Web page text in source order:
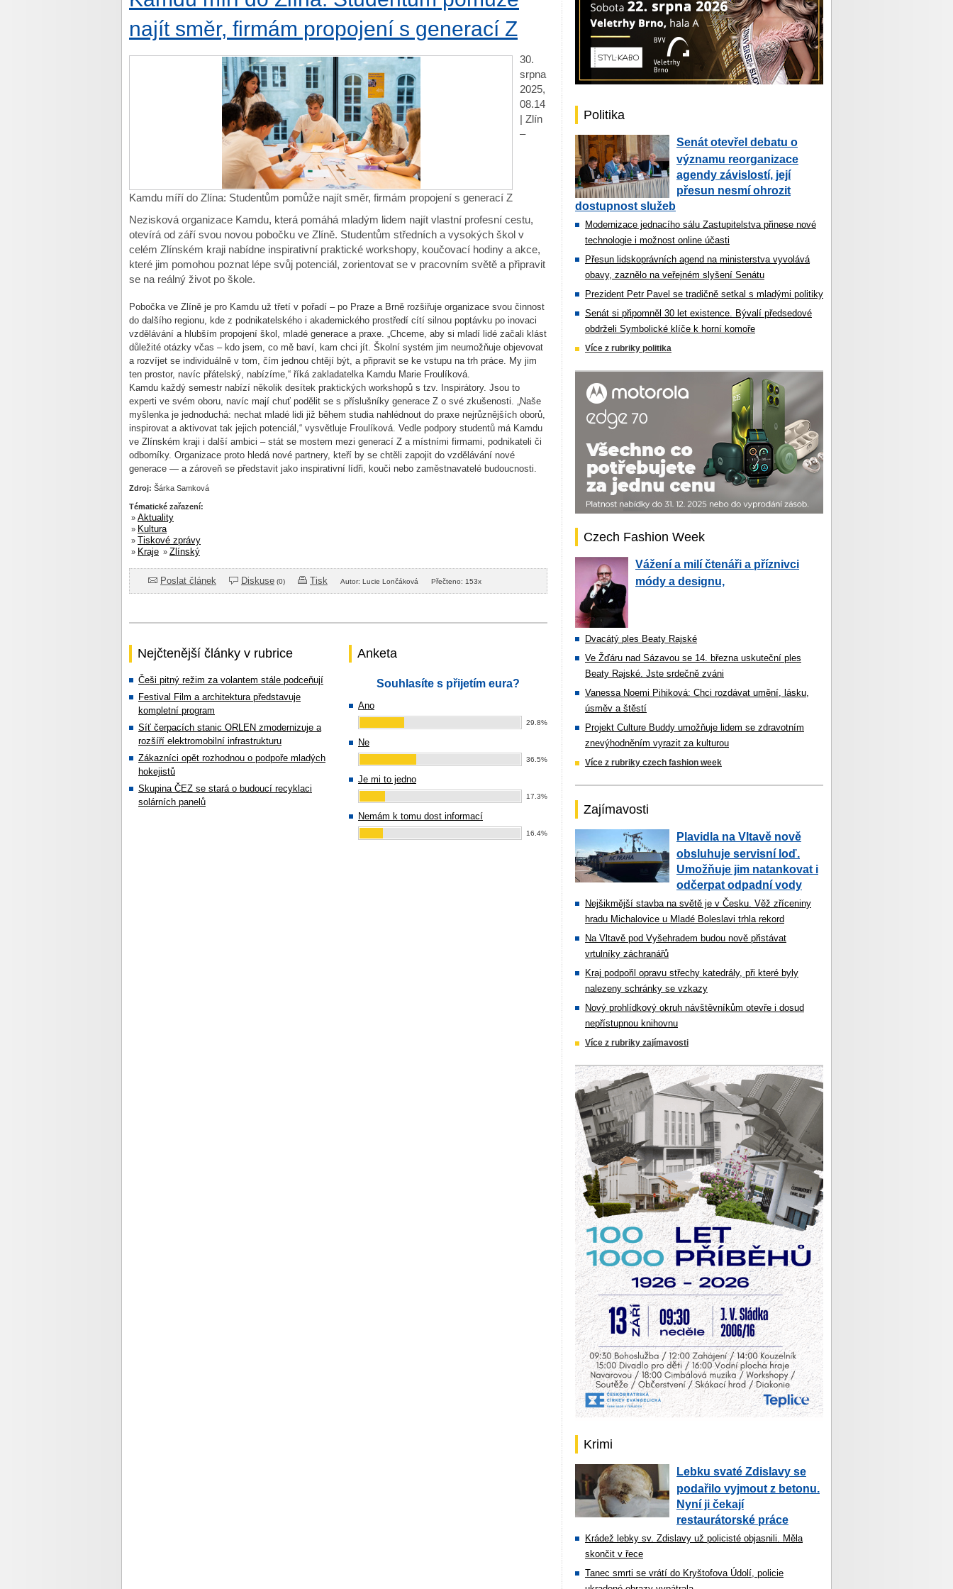
najít směr, firmám propojení s generací Z
Kamdu míří do Zlína: Studentům pomůže najít směr, firmám propojení s generací Z
30.
srpna
2025,
08.14
| Zlín
–
Nezisková organizace Kamdu, která pomáhá mladým lidem najít vlastní profesní cestu,
otevírá od září svou novou pobočku ve Zlíně. Studentům středních a vysokých škol v
celém Zlínském kraji nabídne inspirativní praktické workshopy, koučovací hodiny a akce,
které jim pomohou poznat lépe svůj potenciál, zorientovat se v pracovním světě a připravit
se na reálný život po škole.
Pobočka ve Zl íně je pro Kamdu už třetí v pořadí – po Praze a Brně rozšiřuje organizace svou činnost
do dalšího regionu, kde z podnikatelského i akademického prostředí cítí silnou poptávku po inovaci
vzděl ávání a hlubším propojení škol, mladé generace a praxe. „Chceme, aby si mladí lidé začali kl ást
důležité otázky včas – kdo jsem, co mě baví, kam chci jít. Školní systém jim neumožňuje objevovat
a rozvíjet se individuálně v tom, čím jednou chtějí být, a připravit se ke vstupu na trh práce. My jim
ten prostor, navíc přátelský, nabízíme,“ říká zakladatelka Kamdu Marie Froulíková.
Kamdu každý semestr nabízí několik desítek praktických workshopů s tzv. Inspirátory. Jsou to
experti ve svém oboru, navíc mají chuť podělit se s příslušníky generace Z o své zkušenosti. „Naše
myšlenka je jednoduchá: nechat mladé lidi již během studia nahl édnout do praxe nejrůznějších oborů,
inspirovat a aktivovat tak jejich potenciál,“ vysvětluje Froul íková. Vedle podpory studentů má Kamdu
ve Zlínském kraji i další ambici – stát se mostem mezi generací Z a místními firmami, podnikateli či
odborníky. Organizace proto hledá nové partnery, kteří by se chtěli zapojit do vzděl ávání nové
generace — a zároveň se představit jako inspirativní lídři, kouči nebo zaměstnavatel é budoucnosti.
Zdroj: Šárka Samková
Tématické zařazení:
» Aktuality
» Kultura
» Tiskové zprávy
» Kraje » Zlínský
Poslat článek Diskuse (0) Tisk Autor: Lucie Lončáková Přečteno: 153x
Nejčtenější články v rubrice
Češi pitný režim za volantem stále podceňují
Festival Film a architektura představuje
kompletní program
Síť čerpacích stanic ORLEN zmodernizuje a
rozšíří elektromobilní infrastrukturu
Zákazníci opět rozhodnou o podpoře mladých
hokejistů
Skupina ČEZ se stará o budoucí recyklaci
solárních panelů
Anketa
Souhlasíte s přijetím eura?
Ano
29.8%
Ne
36.5%
Je mi to jedno
17.3%
Nemám k tomu dost informací
16.4%
Politika
Senát otevřel debatu o
významu reorganizace
agendy závislostí, její
přesun nesmí ohrozit
dostupnost služeb
Modernizace jednacího sálu Zastupitelstva přinese nové
technologie i možnost online účasti
Přesun lidskoprávních agend na ministerstva vyvolává
obavy, zaznělo na veřejném slyšení Senátu
Prezident Petr Pavel se tradičně setkal s mladými politiky
Senát si připomněl 30 let existence. Bývalí předsedové
obdrželi Symbolické klíče k horní komoře
Více z rubriky politika
Czech Fashion Week
Vážení a milí čtenáři a příznivci
módy a designu,
Dvacátý ples Beaty Rajské
Ve Žďáru nad Sázavou se 14. března uskuteční ples
Beaty Rajské. Jste srdečně zváni
Vanessa Noemi Pihiková: Chci rozdávat umění, lásku,
úsměv a štěstí
Projekt Culture Buddy umožňuje lidem se zdravotním
znevýhodněním vyrazit za kulturou
Více z rubriky czech fashion week
Zajímavosti
Plavidla na Vltavě nově
obsluhuje servisní loď.
Umožňuje jim natankovat i
odčerpat odpadní vody
Nejšikmější stavba na světě je v Česku. Věž zříceniny
hradu Michalovice u Mladé Boleslavi trhla rekord
Na Vltavě pod Vyšehradem budou nově přistávat
vrtulníky záchranářů
Kraj podpořil opravu střechy katedrály, při které byly
nalezeny schránky se vzkazy
Nový prohlídkový okruh návštěvníkům otevře i dosud
nepřístupnou knihovnu
Více z rubriky zajímavosti
Krimi
Lebku svaté Zdislavy se
podařilo vyjmout z betonu.
Nyní ji čekají
restaurátorské práce
Krádež lebky sv. Zdislavy už policisté objasnili. Měla
skončit v řece
Tanec smrti se vrátí do Kryštofova Údolí, policie